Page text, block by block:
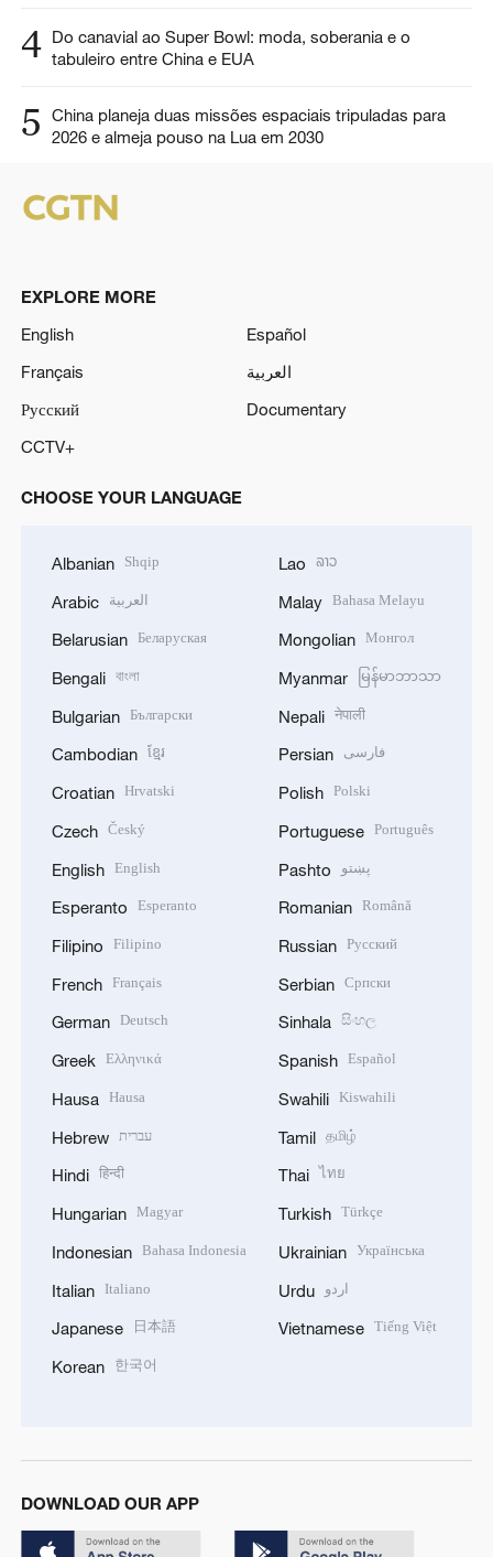
4 Do canavial ao Super Bowl: moda, soberania e o
tabuleiro entre China e EUA
5
China planeja duas missões espaciais tripuladas para
2026 e almeja pouso na Lua em 2030
EXPLORE MORE
English
Español
Français
العربية
Русский
Documentary
CCTV+
CHOOSE YOUR LANGUAGE
Albanian Shqip
Arabic العربية
Belarusian Беларуская
Bengali বাংলা
Bulgarian Български
Cambodian ខ្មែរ
Croatian Hrvatski
Czech Český
English English
Esperanto Esperanto
Filipino Filipino
French Français
German Deutsch
Greek Ελληνικά
Hausa Hausa
Hebrew עברית
Hindi हिन्दी
Hungarian Magyar
Indonesian Bahasa Indonesia
Italian Italiano
Japanese 日本語
Korean 한국어
Lao ລາວ
Malay Bahasa Melayu
Mongolian Монгол
Myanmar မြန်မာဘာသာ
Nepali नेपाली
Persian فارسی
Polish Polski
Portuguese Português
Pashto پښتو
Romanian Română
Russian Русский
Serbian Српски
Sinhala සිංහල
Spanish Español
Swahili Kiswahili
Tamil தமிழ்
Thai ไทย
Turkish Türkçe
Ukrainian Українська
Urdu اردو
Vietnamese Tiếng Việt
DOWNLOAD OUR APP